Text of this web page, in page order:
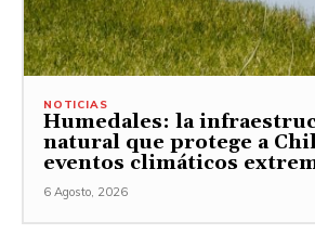
NOTICIAS
Humedales: la
natural que protege a
eventos climáticos
6 Agosto, 2026